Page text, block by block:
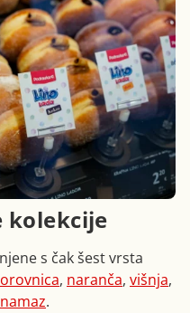
kolekcije
s čak šest vrsta
, naranča, višnja,
.